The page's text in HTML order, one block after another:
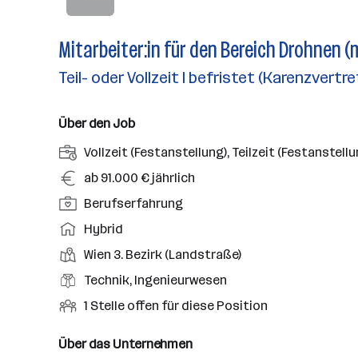
Mitarbeiter:in für den Bereich Drohnen
Teil- oder Vollzeit I befristet
Über den Job
A
n
t
e
l
u
n
s
Vollzeit (Festanstellung), Teilzeit
G
e
h
a
l
t
ab 91.000 € jährlich
P
o
i
t
i
n
Berufserfahrung
A
r
b
e
i
s
Hybrid
D
i
n
t
Wien 3. Bezirk (Landstraße)
B
e
u
Technik, Ingenieurwesen
O
f
1 Stelle offen für diese Position
Über das Unternehmen